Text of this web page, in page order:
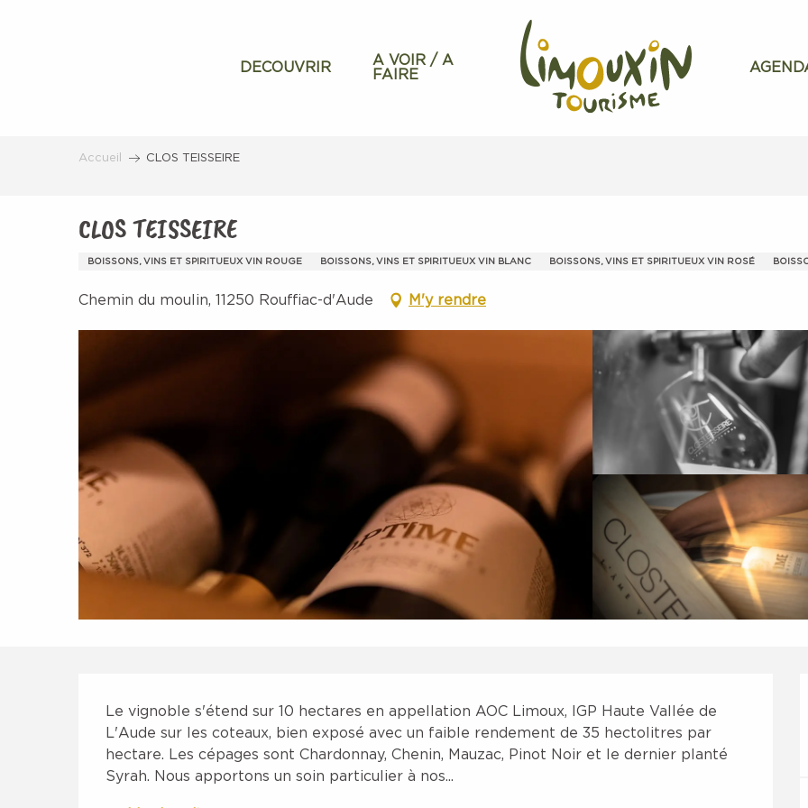
DECOUVRIR
A VOIR / A
FAIRE
Accueil CLOS TEISSEIRE
CLOS TEISSEIRE
BOISSONS, VINS ET SPIRITUEUX VIN ROUGE BOISSONS, VINS ET SPIRITUEUX VIN BLANC BOISSONS, VINS ET SPIRITUEUX VIN ROSÉ
Chemin du moulin, 11250 Rouffiac-d'Aude M'y rendre
Description
Le vignoble s'étend sur 10 hectares en appellation AOC Limoux, IGP Haute Vallée de
L'Aude sur les coteaux, bien exposé avec un faible rendement de 35 hectolitres par
hectare. Les cépages sont Chardonnay, Chenin, Mauzac, Pinot Noir et le dernier planté
Syrah. Nous apportons un soin particulier à nos...